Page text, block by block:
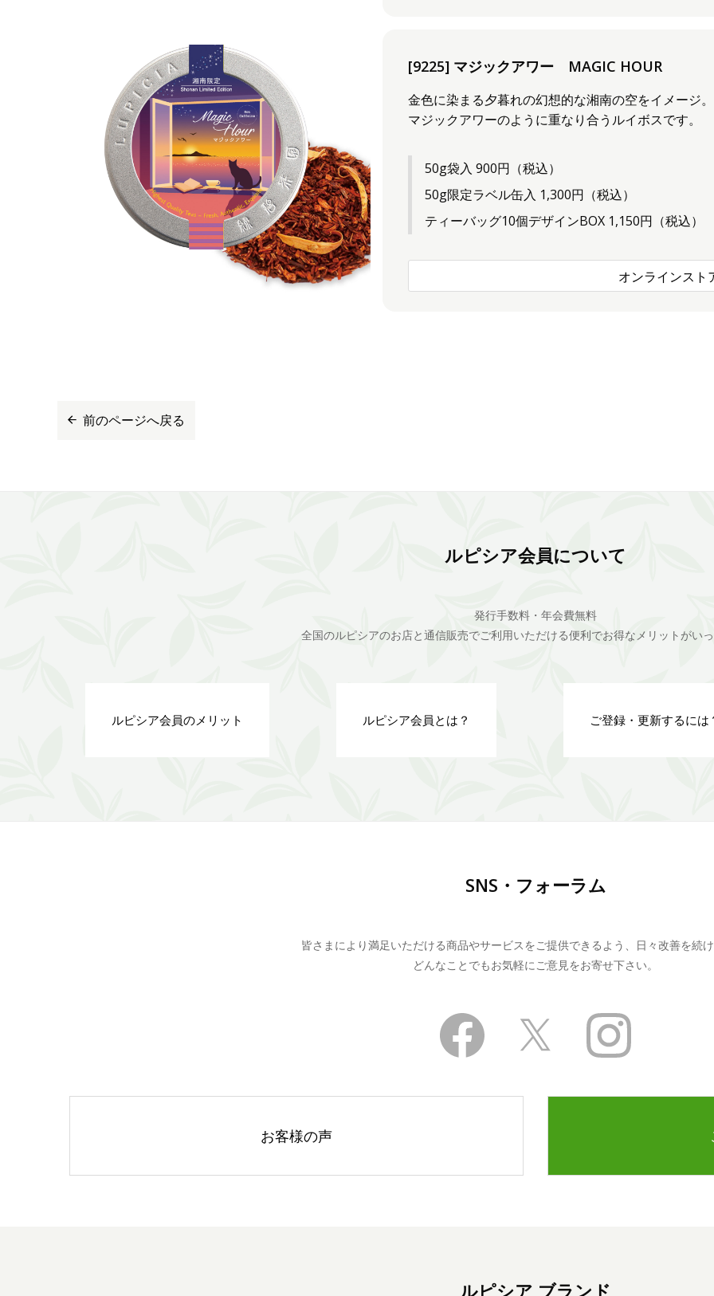
[9225] マジックアワー MAGIC HOUR
金色に染まる夕暮れの幻想的な湘南の空をイメージ
マジックアワーのように重なり合うルイボスです。
50g袋入 900円（税込）
50g限定ラベル缶入 1,300円（税込）
ティーバッグ10個デザインBOX 1,150円（税込）
オンラインスト
前のページへ戻る
ルピシア会員について
発行手数料・年会費無料
全国のルピシアのお店と通信販売でご利用いただける便利でお得なメリットがい
ルピシア会員のメリット ルピシア会員とは？ ご登録・更新するには
SNS・フォーラム
皆さまにより満足いただける商品やサービスをご提供できるよう、日々改善を続
どんなことでもお気軽にご意見をお寄せ下さい。
お客様の声
ルピシア ブランド